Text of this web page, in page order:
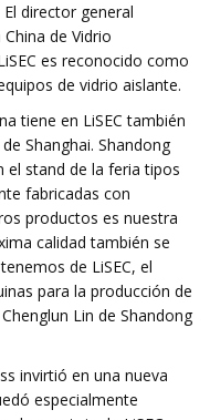
director general
de Vidrio
es reconocido como
de vidrio aislante.
tiene en LiSEC también
Shanghai. Shandong
el stand de la feria tipos
fabricadas con
productos es nuestra
calidad también se
de LiSEC, el
para la producción de
Lin de Shandong
invirtió en una nueva
especialmente